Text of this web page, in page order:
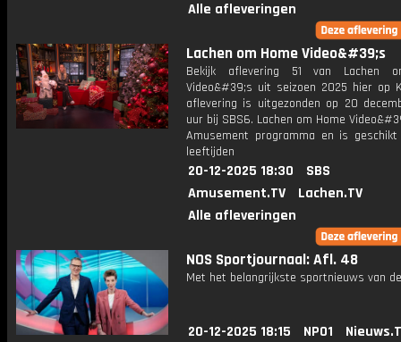
Alle afleveringen
Lachen om Home Video&#39;s
Bekijk aflevering 51 van Lachen
Video&#39;s uit seizoen 2025 hier op
aflevering is uitgezonden op 20
uur bij SBS6. Lachen om Home
Amusement programma en is
leeftijden
20-12-2025 18:30
SBS
Amusement.TV
Lachen.TV
Alle afleveringen
NOS Sportjournaal: Afl. 48
Met het belangrijkste sportnieuws van
20-12-2025 18:15 NPO1